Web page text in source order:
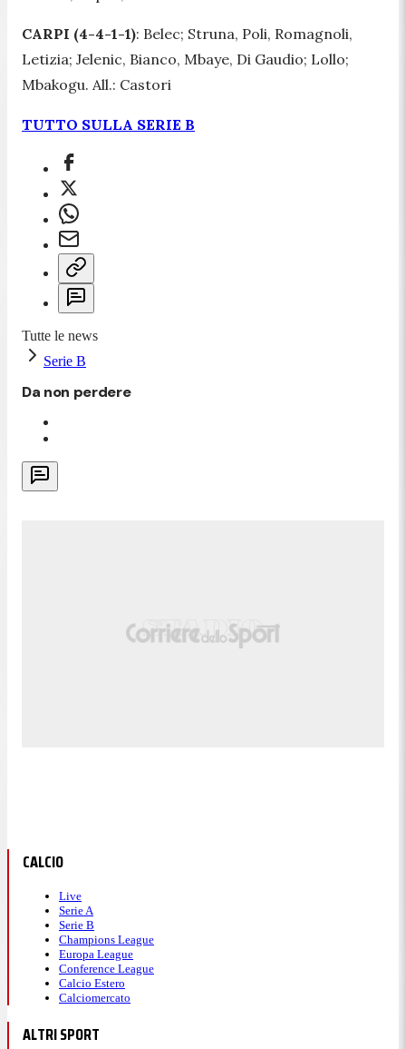
CARPI (4-4-1-1): Belec; Struna, Poli, Romagnoli,
Letizia; Jelenic, Bianco, Mbaye, Di Gaudio; Lollo;
Mbakogu. All.: Castori
TUTTO SULLA SERIE B
Tutte le news
Serie B
Da non perdere
CALCIO
Live
Serie A
Serie B
Champions League
Europa League
Conference League
Calcio Estero
Calciomercato
ALTRI SPORT